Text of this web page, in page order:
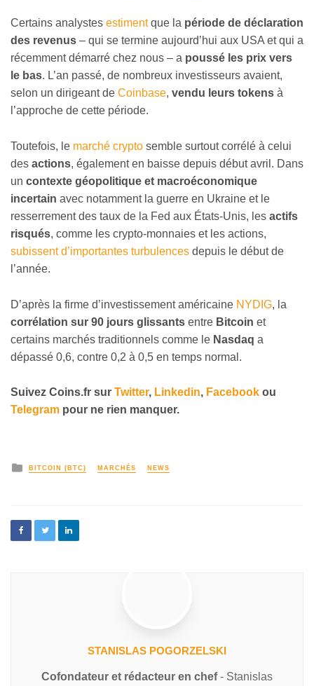
Certains analystes estimentque la période de déclaration
des revenus – qui se termine aujourd’hui aux USA et qui a
récemment démarré chez nous – a poussé les prix vers
le bas. L’an passé, de nombreux investisseurs avaient,
selon un dirigeant de Coinbase, vendu leurs tokens à
l’approche de cette période.
Toutefois, le marché crypto semble surtout corrélé à celui
des actions, également en baisse depuis début avril. Dans
un contexte géopolitique et macroéconomique
incertain avec notamment la guerre en Ukraine et le
resserrement des taux de la Fed aux États-Unis, les actifs
risqués, comme les crypto-monnaies et les actions,
subissent d’importantes turbulences depuis le début de
l’année.
D’après la firme d’investissement américaine NYDIG, la
corrélation sur 90 jours glissants entre Bitcoin et
certains marchés traditionnels comme le Nasdaq a
dépassé 0,6, contre 0,2 à 0,5 en temps normal.
Suivez Coins.fr sur Twitter, Linkedin, Facebook ou
Telegram pour ne rien manquer.
BITCOIN (BTC) MARCHÉS NEWS
STANISLAS POGORZELSKI
Cofondateur et rédacteur en chef- Stanislas